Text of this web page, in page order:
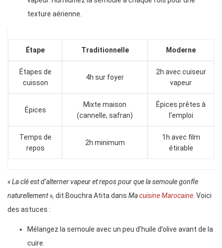
texture aérienne.
Étape Traditionnelle Moderne
Étapes de
cuisson
4h sur foyer
2h avec cuiseur
vapeur
Épices
Mixte maison
(cannelle, safran)
Épices prêtes à
l’emploi
Temps de
repos
2h minimum
1h avec film
étirable
« La clé est d’alterner vapeur et repos pour que la semoule gonfle
naturellement », dit Bouchra Atita dans Macuisine Marocaine . Voici
des astuces :
Mélangez la semoule avec un peu d’huile d’olive avant de la
cuire.